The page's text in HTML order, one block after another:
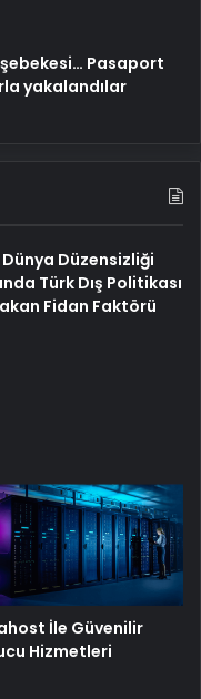
Pasaport
yakalandılar
Dünya Düzensizliği
Türk Dış Politikası
Fidan Faktörü
İle Güvenilir
Hizmetleri